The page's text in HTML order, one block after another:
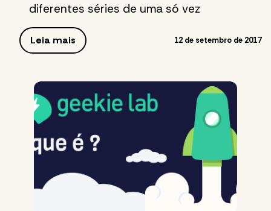
diferentes séries de uma só vez
Leia mais 12 de setembro de 2017